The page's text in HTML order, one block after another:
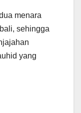
menara
sehingga
yang